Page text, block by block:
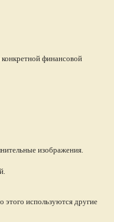
финансовой
изображения.
этого используются другие